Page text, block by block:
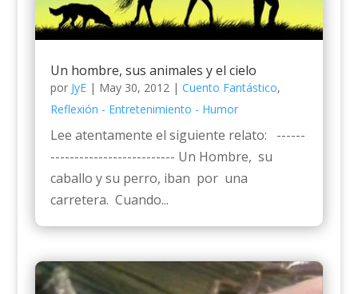
Un hombre, sus animales y el cielo
por JyE| May 30, 2012| Cuento Fantástico,
Reflexión - Entretenimiento - Humor
Lee atentamente el siguiente relato: ------
-------------------------- Un Hombre, su
caballo y su perro, iban por una
carretera. Cuando...